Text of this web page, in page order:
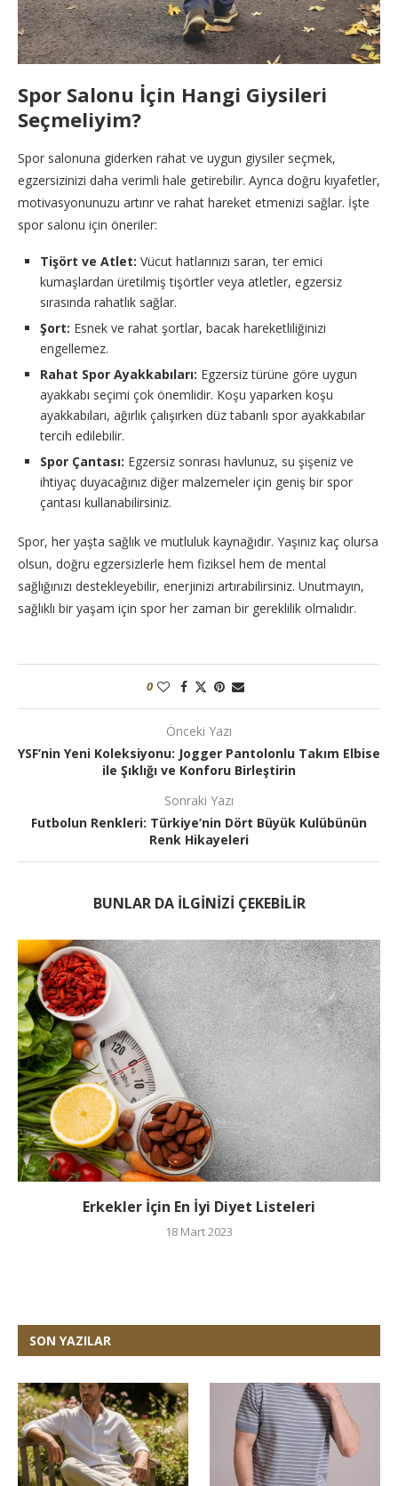
Spor Salonu İçin Hangi Giysileri
Seçmeliyim?
Spor salonuna giderken rahat ve uygun giysiler seçmek,
egzersizinizi daha verimli hale getirebilir. Ayrıca doğru kıyafetler,
motivasyonunuzu artırır ve rahat hareket etmenizi sağlar. İşte
spor salonu için öneriler:
Tişört ve Atlet: Vücut hatlarınızı saran, ter emici
kumaşlardan üretilmiş tişörtler veya atletler, egzersiz
sırasında rahatlık sağlar.
Şort: Esnek ve rahat şortlar, bacak hareketliliğinizi
engellemez.
Rahat Spor Ayakkabıları: Egzersiz türüne göre uygun
ayakkabı seçimi çok önemlidir. Koşu yaparken koşu
ayakkabıları, ağırlık çalışırken düz tabanlı spor ayakkabılar
tercih edilebilir.
Spor Çantası: Egzersiz sonrası havlunuz, su şişeniz ve
ihtiyaç duyacağınız diğer malzemeler için geniş bir spor
çantası kullanabilirsiniz.
Spor, her yaşta sağlık ve mutluluk kaynağıdır. Yaşınız kaç olursa
olsun, doğru egzersizlerle hem fiziksel hem de mental
sağlığınızı destekleyebilir, enerjinizi artırabilirsiniz. Unutmayın,
sağlıklı bir yaşam için spor her zaman bir gereklilik olmalıdır.
0
Önceki Yazı
YSF’nin Yeni Koleksiyonu: Jogger Pantolonlu Takım Elbise
ile Şıklığı ve Konforu Birleştirin
Sonraki Yazı
Futbolun Renkleri: Türkiye’nin Dört Büyük Kulübünün
Renk Hikayeleri
BUNLAR DA ILGINIZI ÇEKEBILIR
Erkekler İçin En İyi Diyet Listeleri
18 Mart 2023
SON YAZILAR